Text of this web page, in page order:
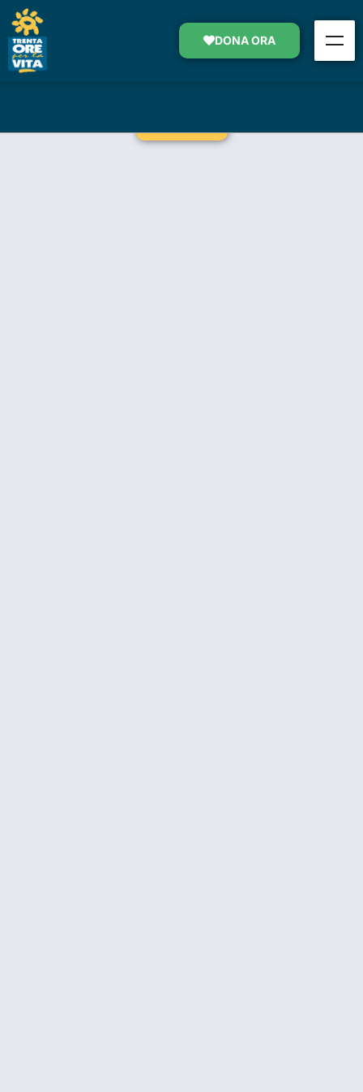
DONA ORA
ASSISTENZA DOMICILIARE
GRATUITA